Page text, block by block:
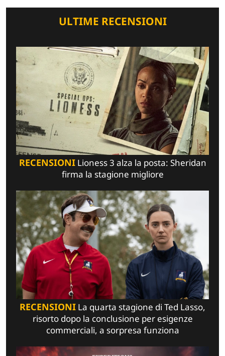
ULTIME RECENSIONI
RECENSIONILioness 3 alza la posta: Sheridan
firma la stagione migliore
RECENSIONI La quarta stagione di Ted Lasso,
risorto dopo la conclusione per esigenze
commerciali, a sorpresa funziona